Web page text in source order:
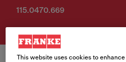
115.0470.669
This website uses cookies to